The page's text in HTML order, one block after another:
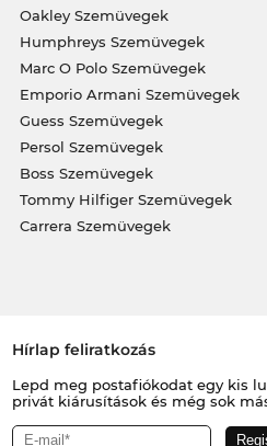
Oakley Szemüvegek
Humphreys Szemüvegek
Marc O Polo Szemüvegek
Emporio Armani Szemüvegek
Guess Szemüvegek
Persol Szemüvegek
Boss Szemüvegek
Tommy Hilfiger Szemüvegek
Carrera Szemüvegek
Hírlap feliratkozás
Lepd meg postafiókodat egy kis
privát kiárusítások és még sok